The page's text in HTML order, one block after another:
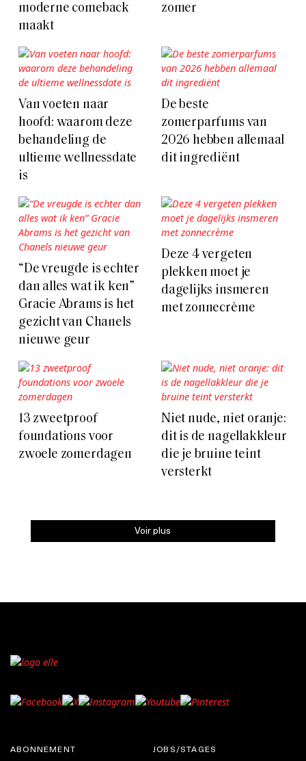
moderne comeback
maakt
zomer
Van voeten naar
hoofd: waarom deze
behandeling de
ultieme wellnessdate
is
De beste
zomerparfums van
2026 hebben allemaal
dit ingrediënt
“De vreugde is echter
dan alles wat ik ken”
Gracie Abrams is het
gezicht van Chanels
nieuwe geur
Deze 4 vergeten
plekken moet je
dagelijks insmeren
met zonnecrème
13 zweetproof
foundations voor
zwoele zomerdagen
Niet nude, niet oranje:
dit is de nagellakkleur
die je bruine teint
versterkt
Voir plus
ABONNEMENT JOBS/STAGES